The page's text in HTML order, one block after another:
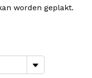
worden geplakt.